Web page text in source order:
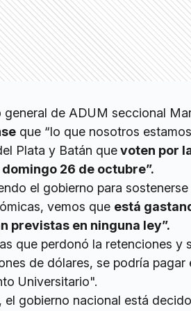
general de ADUM seccional
que “lo que nosotros estamos
Plata y Batán quevoten por
26 de octubre”.
el gobierno para sostenerse
vemos que está
previstas en ninguna ley”.
que perdonó la retenciones y
de dólares, se podría pagar
Universitario".
el gobierno nacional está